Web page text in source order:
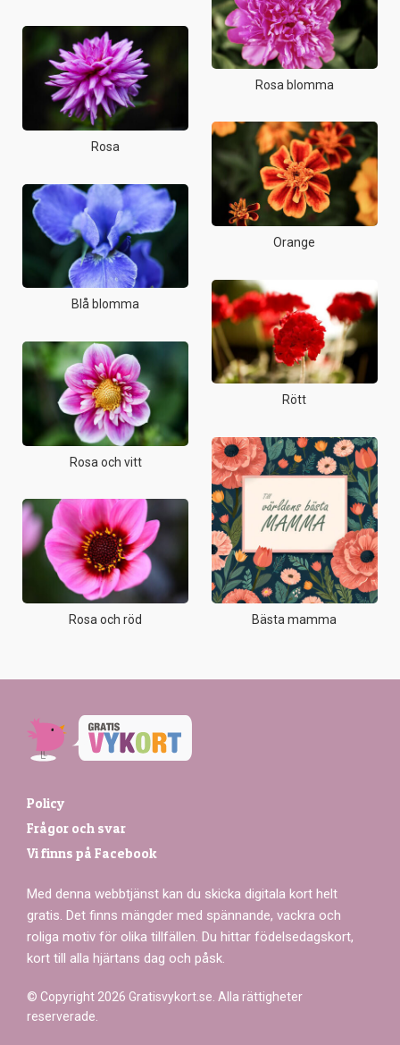
Rosa
Blå blomma
Rosa och vitt
Rosa och röd
Rosa blomma
Orange
Rött
Bästa mamma
Policy
Frågor och svar
Vi finns på Facebook
Med denna webbtjänst kan du skicka digitala kort helt
gratis. Det finns mängder med spännande, vackra och
roliga motiv för olika tillfällen. Du hittar födelsedagskort,
kort till alla hjärtans dag och påsk.
© Copyright 2026 Gratisvykort.se. Alla rättigheter
reserverade.